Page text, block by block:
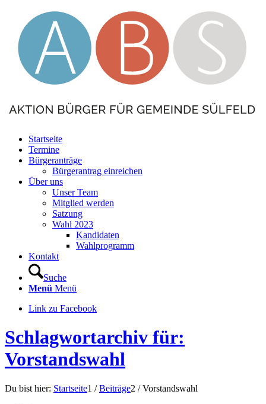
Startseite
Termine
Bürgeranträge
Bürgerantrag einreichen
Über uns
Unser Team
Mitglied werden
Satzung
Wahl 2023
Kandidaten
Wahlprogramm
Kontakt
Suche
Menü Menü
Link zu Facebook
Schlagwortarchiv für:
Vorstandswahl
Du bist hier: Startseite1 / Beiträge2 / Vorstandswahl